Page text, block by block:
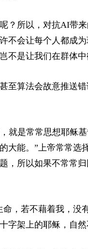
？所以，对抗AI带
不会让每个人都成
不是让我们在群体中
至算法会故意推送
就是常常思想耶稣
大能。”上帝常常选
，所以如果不常常
，若不藉着我，没
字架上的耶稣，自